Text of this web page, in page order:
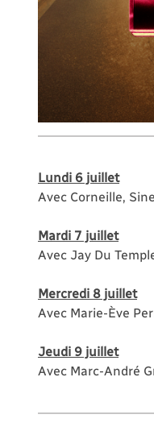
Lundi 6 juillet
Avec Corneille,
Mardi 7 juillet
Avec Jay Du
Mercredi 8 juillet
Avec Marie-Ève
Jeudi 9 juillet
Avec Marc-André